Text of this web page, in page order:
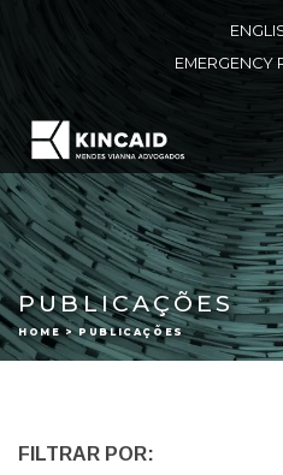
EMERGENCY
PUBLICAÇÕES
HOME > PUBLICAÇÕES
FILTRAR POR: